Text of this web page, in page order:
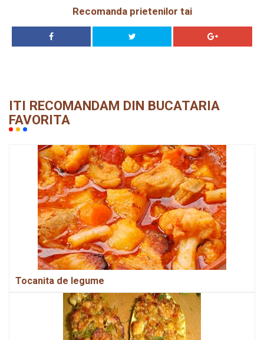
Recomanda prietenilor tai
ITI RECOMANDAM DIN BUCATARIA
FAVORITA
Tocanita de legume